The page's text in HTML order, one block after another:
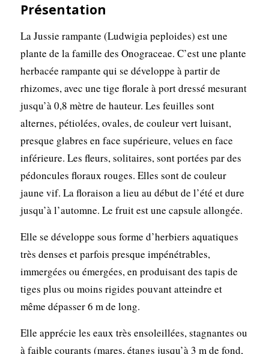
Présentation
La Jussie rampante (Ludwigia peploides) est une
plante de la famille des Onograceae. C’est une plante
herbacée rampante qui se développe à partir de
rhizomes, avec une tige florale à port dressé mesurant
jusqu’à 0,8 mètre de hauteur. Les feuilles sont
alternes, pétiolées, ovales, de couleur vert luisant,
presque glabres en face supérieure, velues en face
inférieure. Les fleurs, solitaires, sont portées par des
pédoncules floraux rouges. Elles sont de couleur
jaune vif. La floraison a lieu au début de l’été et dure
jusqu’à l’automne. Le fruit est une capsule allongée.
Elle se développe sous forme d’herbiers aquatiques
très denses et parfois presque impénétrables,
immergées ou émergées, en produisant des tapis de
tiges plus ou moins rigides pouvant atteindre et
même dépasser 6 m de long.
Elle apprécie les eaux très ensoleillées, stagnantes ou
à faible courants (mares, étangs jusqu’à 3 m de fond,